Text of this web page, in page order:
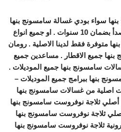
سواء بودي غسالة سامسونج بنها
فول اوتوماتيك معالج ضد الصدأ بضمان 10 سنوات . او جميع انواع
متوفرة فقط لدينا الاصلية . رومان
جميع الاقطار . مساعدين جميع
سامسونج بنها جميع الموديلات .
بنها ببرامج جميع الموديلات –
اصلية من غسالات سامسونج بنها
أصلي ثلاجة نوفروست سامسونج بنها
ثلاجة نوفروست سامسونج بنها
ثلاجة نوفروست سامسونج بنها